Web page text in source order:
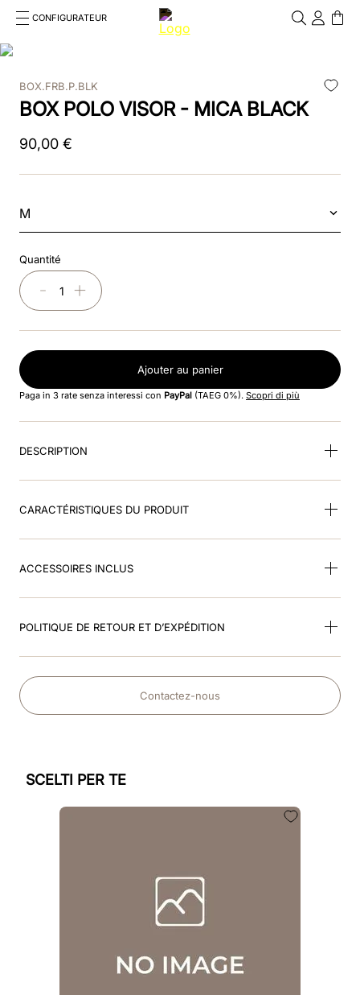
CONFIGURATEUR
Cosa stai cercando?
4.inserti
5.polo
casco
7.smart
9.visor
BOX.FRB.P.BLK
BOX POLO VISOR - MICA BLACK
90,00 €
M
Quantité
＋
－
Ajouter au panier
Paga in 3 rate senza interessi con PayPal (TAEG 0%). Scopri di più
DESCRIPTION
CARACTÉRISTIQUES DU PRODUIT
ACCESSOIRES INCLUS
POLITIQUE DE RETOUR ET D’EXPÉDITION
Contactez-nous
SCELTI PER TE